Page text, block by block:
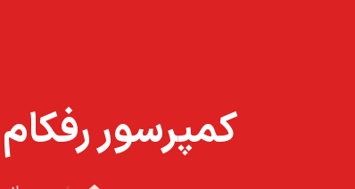
کمپرسور رفکام ۲۰ اسب ۲۰۰۰HF-۴SP